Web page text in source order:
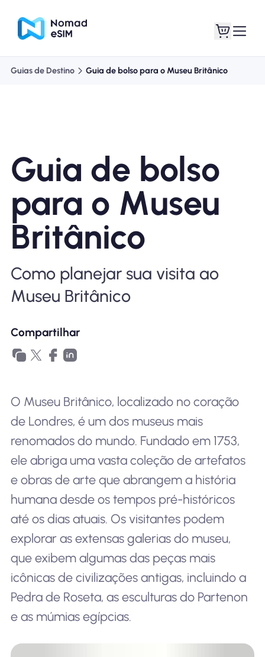
Planos de loja
Sobre o eSIM
Por que Nomad eSIM
Usando um eSIM
Guias de Destino Guia de bolso para o Museu Britânico
Guia de bolso
para o Museu
Britânico
Como planejar sua visita ao
Museu Britânico
Compartilhar
O Museu Britânico, localizado no coração
de Londres, é um dos museus mais
renomados do mundo. Fundado em 1753,
ele abriga uma vasta coleção de artefatos
e obras de arte que abrangem a história
humana desde os tempos pré-históricos
até os dias atuais. Os visitantes podem
explorar as extensas galerias do museu,
que exibem algumas das peças mais
icônicas de civilizações antigas, incluindo a
Pedra de Roseta, as esculturas do Partenon
e as múmias egípcias.